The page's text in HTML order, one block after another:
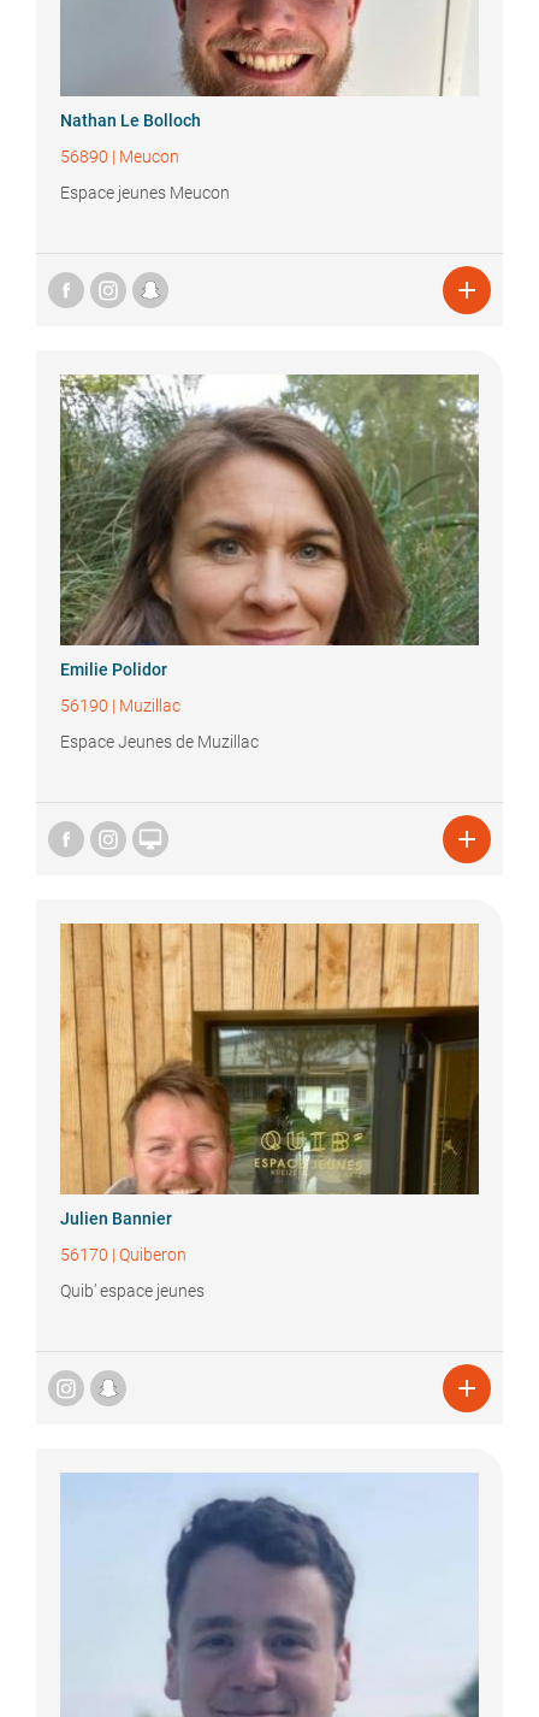
Nathan Le Bolloch
56890 | Meucon
Espace jeunes Meucon

Emilie Polidor
56190 | Muzillac
Espace Jeunes de Muzillac
 
Julien Bannier
56170 | Quiberon
Quib’ espace jeunes
